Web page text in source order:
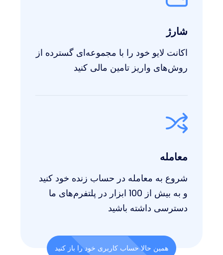
شارژ
اکانت لایو خود را با مجموعه‌ای گسترده از
روش‌های واریز تامین مالی کنید
معامله
شروع به معامله در حساب زنده خود کنید
و به بیش از 100 ابزار در پلتفرم‌های ما
دسترسی داشته باشید
همین حالا حساب کاربری خود را باز کنید